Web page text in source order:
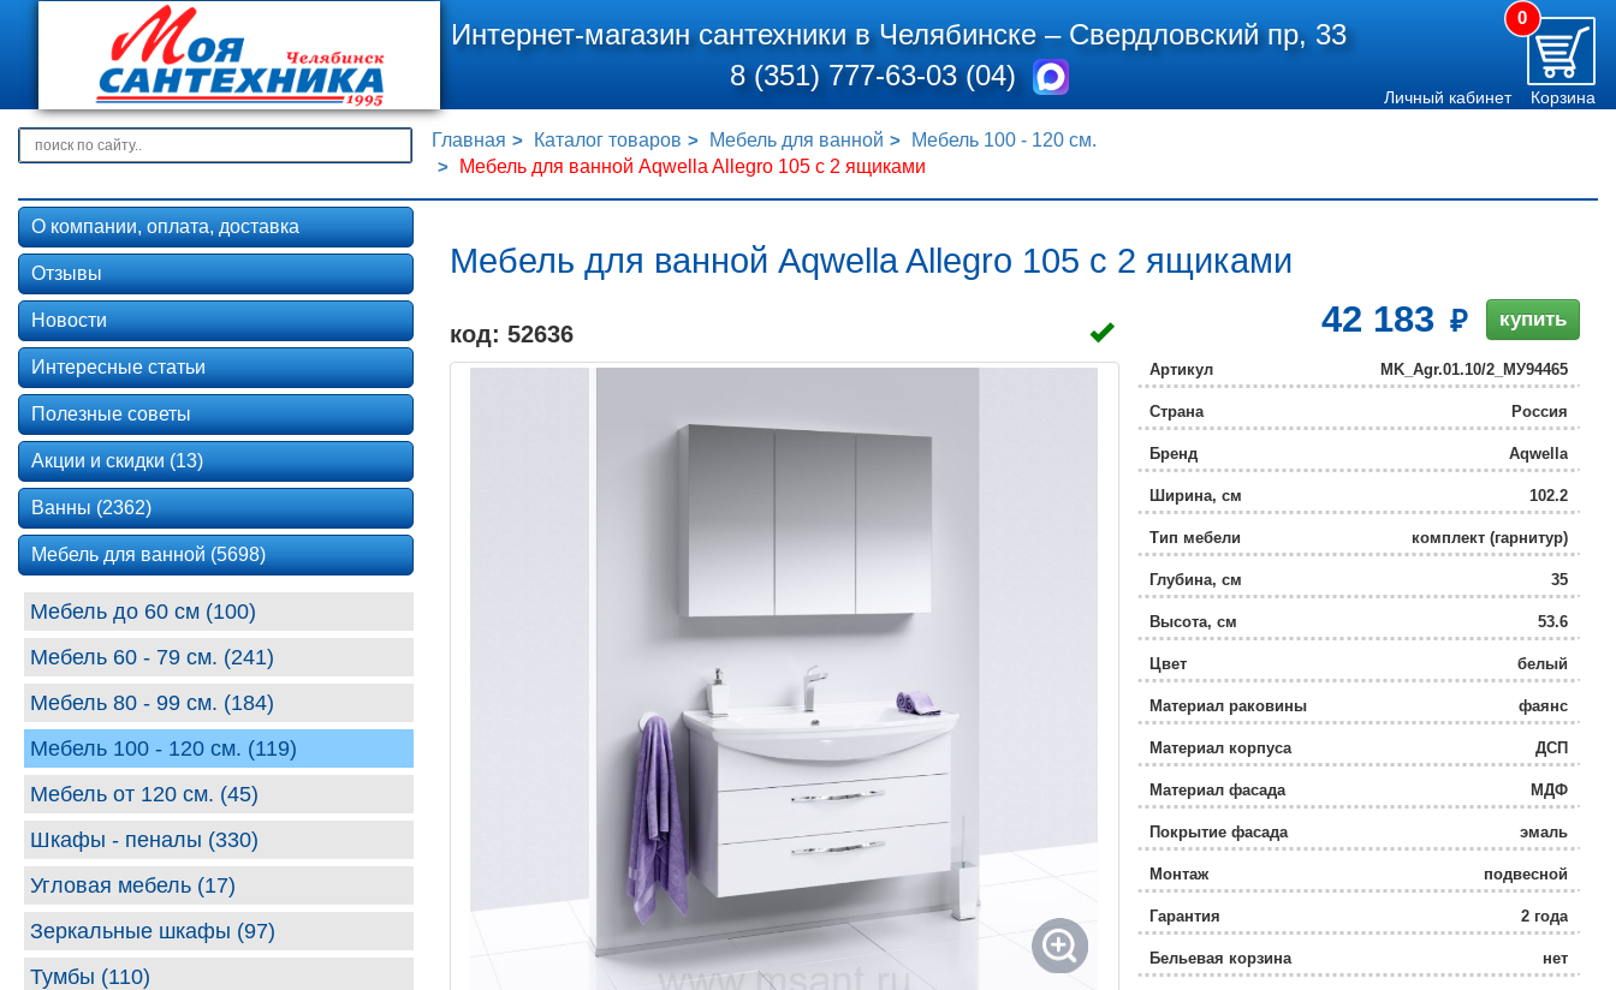
Интернет-магазин сантехники в Челябинске –Свердловский пр, 33
8 (351) 777-63-03 (04)
0
Личный кабинет Корзина
Главная Каталог товаров Мебель для ванной
Мебель 100 - 120 см.
Мебель для ванной Aqwella Allegro 105 с 2 ящиками
Мебель для ванной Aqwella Allegro 105 с 2 ящиками
код: 52636 42 183 купить
Артикул MK_Agr.01.10/2_МУ94465
Страна Россия
Бренд Aqwella
Ширина, см 102.2
Тип мебели комплект (гарнитур)
Глубина, см 35
Высота, см 53.6
Цвет белый
Материал раковины фаянс
Материал корпуса ДСП
Материал фасада МДФ
Покрытие фасада эмаль
Монтаж подвесной
Гарантия 2 года
Бельевая корзина нет
О компании, оплата, доставка
Отзывы
Новости
Интересные статьи
Полезные советы
Акции и скидки (13)
Ванны (2362)
Мебель для ванной (5698)
Мебель до 60 см (100)
Мебель 60 - 79 см. (241)
Мебель 80 - 99 cм. (184)
Мебель 100 - 120 см. (119)
Мебель от 120 см. (45)
Шкафы - пеналы (330)
Угловая мебель (17)
Зеркальные шкафы (97)
Тумбы (110)